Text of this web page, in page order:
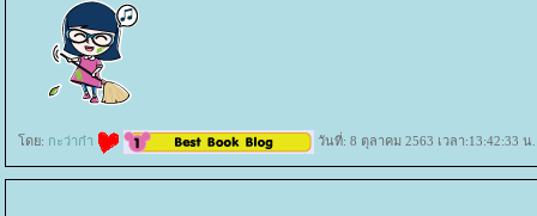
ดย: กะว่าก๋า วันที่: 8 ตุลาคม 2563 เวลา:13:42:33 น.